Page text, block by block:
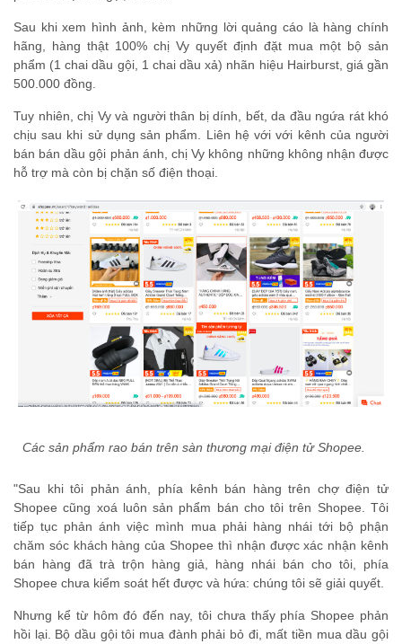
Sau khi xem hình ảnh, kèm những lời quảng cáo là hàng chính
hãng, hàng thật 100% chị Vy quyết định đặt mua một bộ sản
phẩm (1 chai dầu gội, 1 chai dầu xả) nhãn hiệu Hairburst, giá gần
500.000 đồng.
Tuy nhiên, chị Vy và người thân bị dính, bết, da đầu ngứa rát khó
chịu sau khi sử dụng sản phẩm. Liên hệ với với kênh của người
bán bán dầu gội phản ánh, chị Vy không những không nhận được
hỗ trợ mà còn bị chặn số điện thoại.
Các sản phẩm rao bán trên sàn thương mại điện tử Shopee.
"Sau khi tôi phản ánh, phía kênh bán hàng trên chợ điện tử
Shopee cũng xoá luôn sản phẩm bán cho tôi trên Shopee. Tôi
tiếp tục phản ánh việc mình mua phải hàng nhái tới bộ phận
chăm sóc khách hàng của Shopee thì nhận được xác nhận kênh
bán hàng đã trà trộn hàng giả, hàng nhái bán cho tôi, phía
Shopee chưa kiểm soát hết được và hứa: chúng tôi sẽ giải quyết.
Nhưng kể từ hôm đó đến nay, tôi chưa thấy phía Shopee phản
hồi lại. Bộ dầu gội tôi mua đành phải bỏ đi, mất tiền mua dầu gội